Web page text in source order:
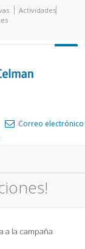
Actividades
Correo electrónico
a la campaña